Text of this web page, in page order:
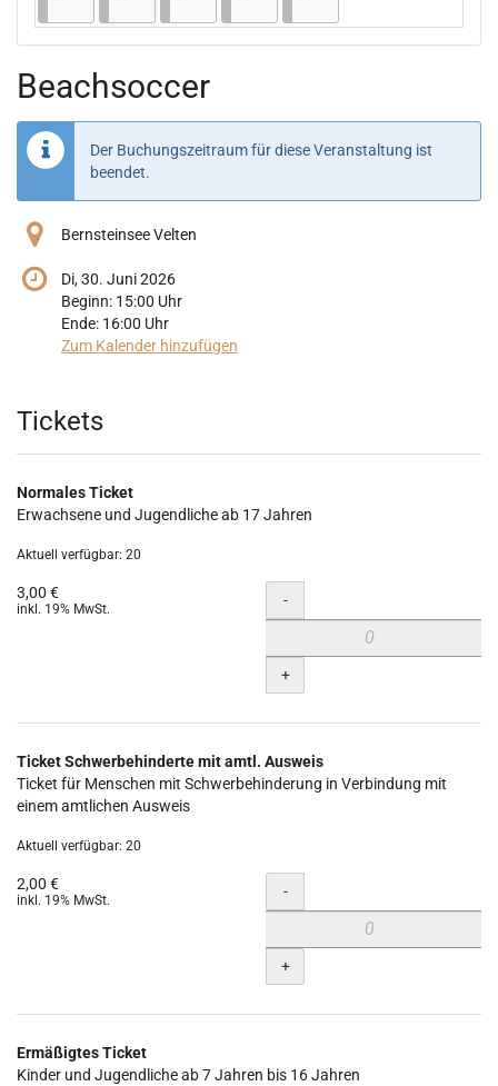
Beachsoccer
Der Buchungszeitraum für diese Veranstaltung ist
beendet.
Bernsteinsee Velten
Di, 30. Juni 2026
Beginn: 15:00 Uhr
Ende: 16:00 Uhr
Zum Kalender hinzufügen
Produkte
Tickets
Normales Ticket
Erwachsene und Jugendliche ab 17 Jahren
Aktuell verfügbar: 20
3,00 €
inkl. 19% MwSt. Menge
-
+
Ticket Schwerbehinderte mit amtl. Ausweis
Ticket für Menschen mit Schwerbehinderung in Verbindung mit
einem amtlichen Ausweis
Aktuell verfügbar: 20
2,00 €
inkl. 19% MwSt. Menge
-
+
Ermäßigtes Ticket
Kinder und Jugendliche ab 7 Jahren bis 16 Jahren